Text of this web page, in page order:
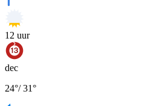
12 uur
dec
24°/31°